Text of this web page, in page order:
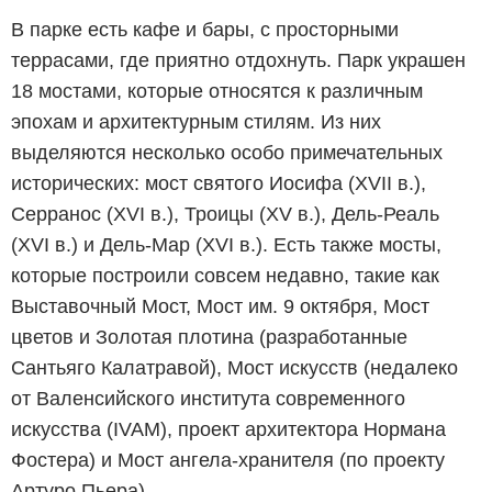
В парке есть кафе и бары, с просторными
террасами, где приятно отдохнуть. Парк украшен
18 мостами, которые относятся к различным
эпохам и архитектурным стилям. Из них
выделяются несколько особо примечательных
исторических: мост святого Иосифа (XVII в.),
Серранос (XVI в.), Троицы (XV в.), Дель-Реаль
(XVI в.) и Дель-Мар (XVI в.). Есть также мосты,
которые построили совсем недавно, такие как
Выставочный Мост, Мост им. 9 октября, Мост
цветов и Золотая плотина (разработанные
Сантьяго Калатравой), Мост искусств (недалеко
от Валенсийского института современного
искусства (IVAM), проект архитектора Нормана
Фостера) и Мост ангела-хранителя (по проекту